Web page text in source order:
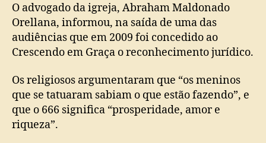
O advogado da igreja, Abraham Maldonado
Orellana, informou, na saída de uma das
audiências que em 2009 foi concedido ao
Crescendo em Graça o reconhecimento jurídico.
Os religiosos argumentaram que “os meninos
que se tatuaram sabiam o que estão fazendo”, e
que o 666 significa “prosperidade, amor e
riqueza”.